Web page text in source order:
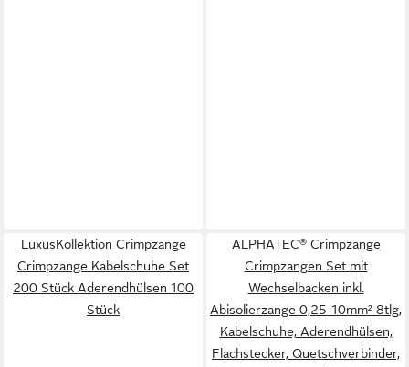
LuxusKollektion Crimpzange
Crimpzange Kabelschuhe Set
200 Stück Aderendhülsen 100
Stück
ALPHATEC® Crimpzange
Crimpzangen Set mit
Wechselbacken inkl.
Abisolierzange 0,25-10mm² 8tlg,
Kabelschuhe, Aderendhülsen,
Flachstecker, Quetschverbinder,